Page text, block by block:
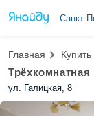
Санкт-
Главная Купить
Трёхкомнатная
ул. Галицкая, 8